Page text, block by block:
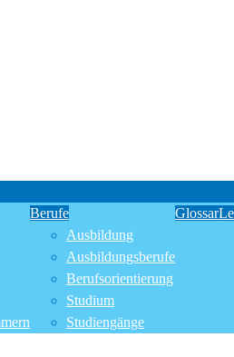
Berufe
Ausbildung
Ausbildungsberufe
Berufsorientierung
Studium
Studiengänge
Glossar